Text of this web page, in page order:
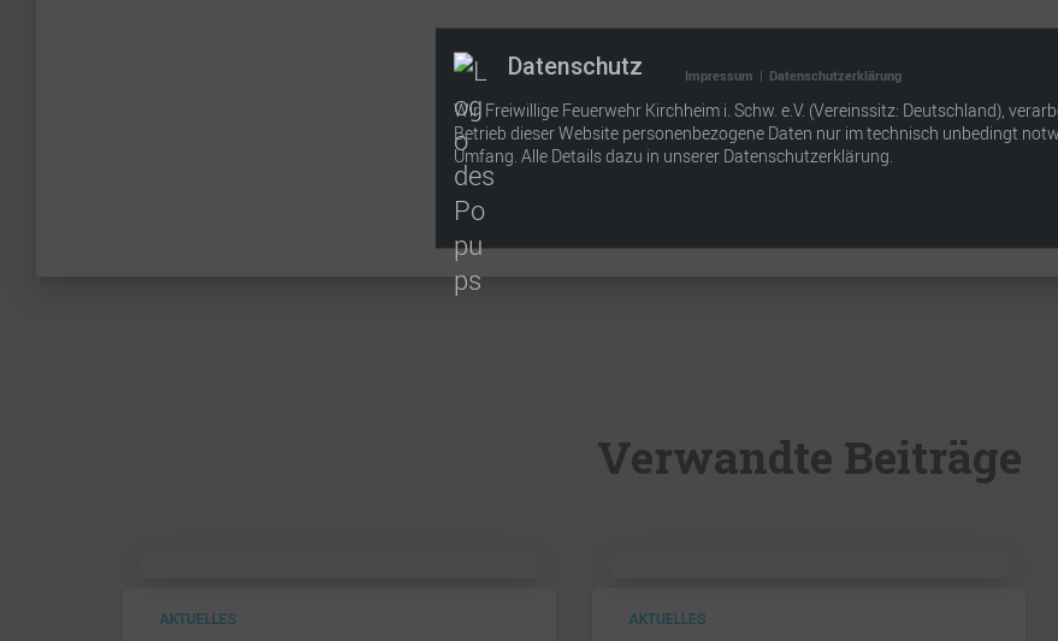
Verwandte Beiträge
AKTUELLES AKTUELLES
Datenschutz Impressum | Datenschutzerklärung
Wir, Freiwillige Feuerwehr Kirchheim i. Schw. e.V. (Vereinssitz: Deutschland),
Betrieb dieser Website personenbezogene Daten nur im technisch unbedingt
Umfang. Alle Details dazu in unserer Datenschutzerklärung.